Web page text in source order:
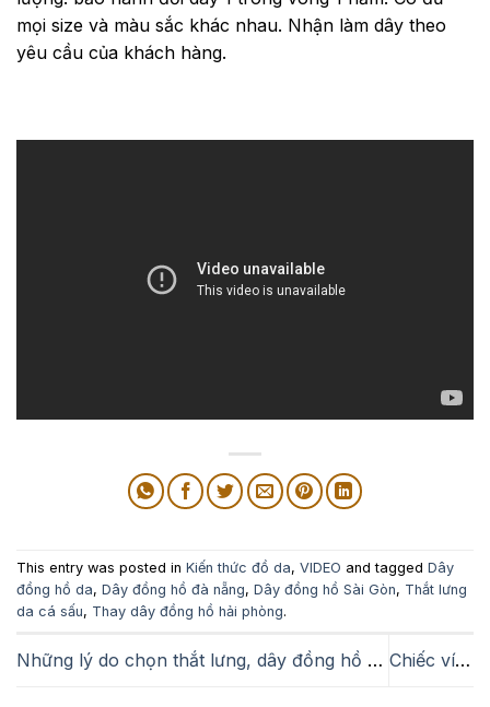
mọi size và màu sắc khác nhau. Nhận làm dây theo
yêu cầu của khách hàng.
This entry was posted in Kiến thức đồ da, VIDEO and tagged Dây
đồng hồ da, Dây đồng hồ đà nẵng, Dây đồng hồ Sài Gòn, Thắt lưng
da cá sấu, Thay dây đồng hồ hải phòng.
Những lý do chọn thắt lưng, dây đồng hồ hay ví cầm tay clutch làm quà tặng có ý nghĩa cho người yêu Chiếc ví cầm tay, Túi xách nói lên điều gì từ bạn?